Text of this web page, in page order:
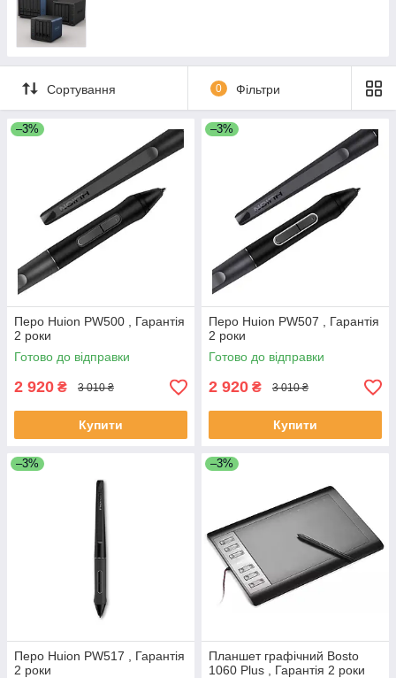
Сортування 0 Фільтри
–3%
Перо Huion PW500 , Гарантія
2 роки
Готово до відправки
2 920 ₴ 3 010 ₴
Купити
–3%
Перо Huion PW507 , Гарантія
2 роки
Готово до відправки
2 920 ₴ 3 010 ₴
Купити
–3%
Перо Huion PW517 , Гарантія
2 роки
–3%
Планшет графічний Bosto
1060 Plus , Гарантія 2 роки